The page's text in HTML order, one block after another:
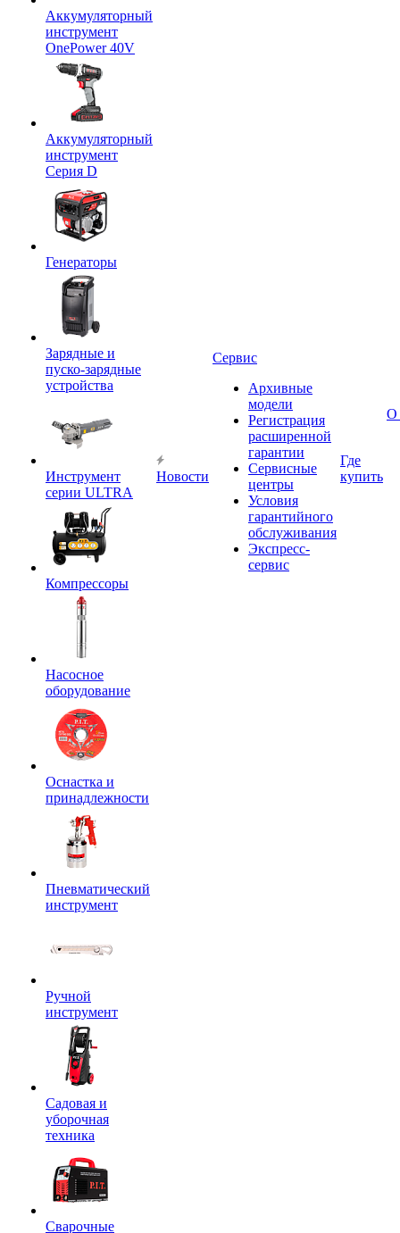
Аккумуляторный
инструмент
OnePower 40V
Аккумуляторный
инструмент
Серия D
Генераторы
Зарядные и
пуско-зарядные
устройства
Инструмент
серии ULTRA
Компрессоры
Насосное
оборудование
Оснастка и
принадлежности
Пневматический
инструмент
Ручной
инструмент
Садовая и
уборочная
техника
Сварочные
Новости
Сервис
Архивные
модели
Регистрация
расширенной
гарантии
Сервисные
центры
Условия
гарантийного
обслуживания
Экспресс-
сервис
Где
купить
О